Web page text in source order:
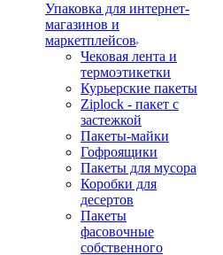
Упаковка для интернет-
магазинов и
маркетплейсов
Чековая лента и
термоэтикетки
Курьерские пакеты
Ziplock - пакет с
застежкой
Пакеты-майки
Гофроящики
Пакеты для мусора
Коробки для
десертов
Пакеты
фасовочные
собственного